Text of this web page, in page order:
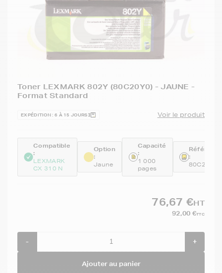
Toner LEXMARK 802Y (80C20Y0) - JAUNE -
Format Standard
EXPÉDITION : 6 À 15 JOURS Voir le produit
Compatible
:
LEXMARK
CX 310 N
Option
:
Jaune
Capacité
:
1 000
pages
:
80C20Y0
76,67 €HT
92,00 €TTC
- +
Ajouter au panier